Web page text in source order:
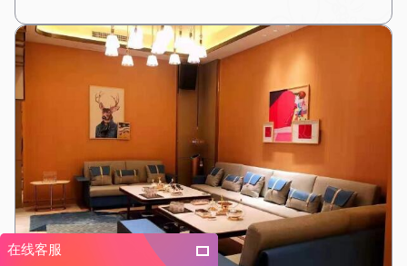
在线客服